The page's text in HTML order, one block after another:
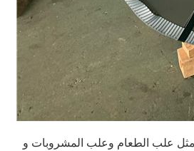
مثل علب الطعام وعلب المشروبات و